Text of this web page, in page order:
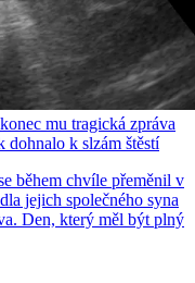
mu tragická zpráva
dohnalo k slzám štěstí
během chvíle přeměnil v
jejich společného syna
Den, který měl být plný